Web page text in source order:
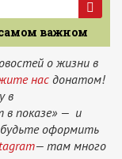
важном
о жизни в
насдонатом!
в
показе» — и
оформить
— там много